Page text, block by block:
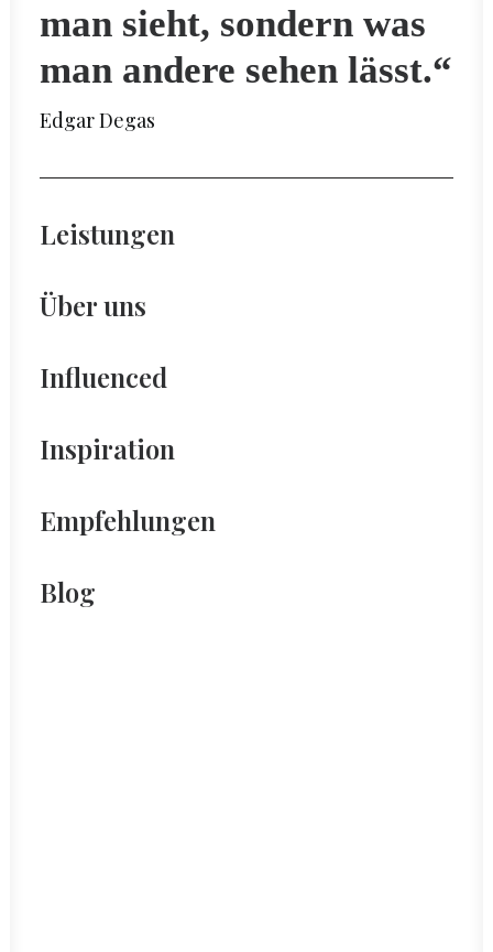
man sieht, sondern was
man andere sehen lässt.“
Edgar Degas
Leistungen
Über uns
Influenced
Inspiration
Empfehlungen
Blog